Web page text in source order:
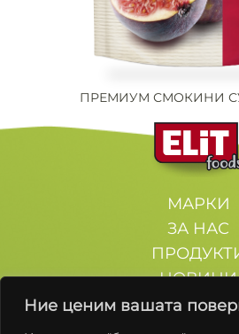
Ние ценим вашата
ПРЕМИУМ СМОКИНИ
МАРКИ
ЗА НАС
НОВИНИ